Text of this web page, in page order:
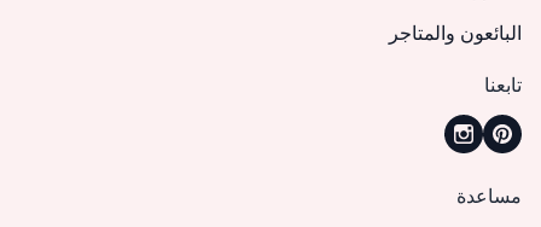
البائعون والمتاجر
تابعنا
مساعدة